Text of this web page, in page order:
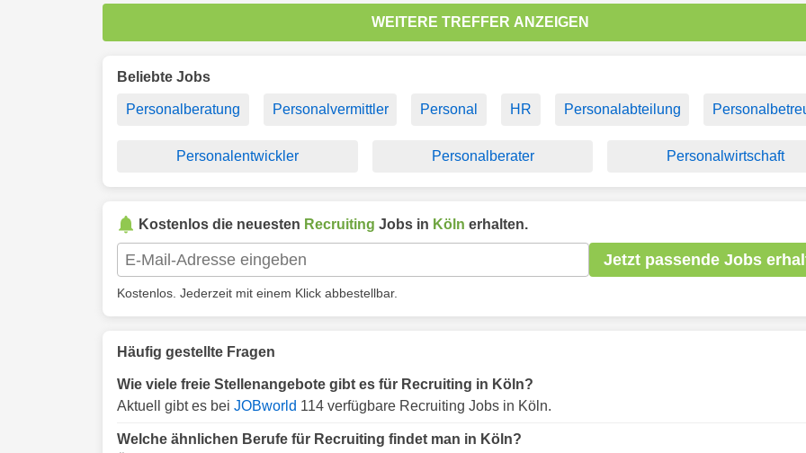
WEITERE TREFFER ANZEIGEN
Beliebte Jobs
Personalberatung Personalvermittler Personal HR Personalabteilung
Personalentwickler Personalberater Personalwirtschaft
Kostenlos die neuesten Recruiting Jobs in Köln erhalten.
Jetzt passende Jobs
Kostenlos. Jederzeit mit einem Klick abbestellbar.
Häufig gestellte Fragen
Wie viele freie Stellenangebote gibt es für Recruiting in Köln?
Aktuell gibt es bei JOBworld 114 verfügbare Recruiting Jobs in Köln.
Welche ähnlichen Berufe für Recruiting findet man in Köln?